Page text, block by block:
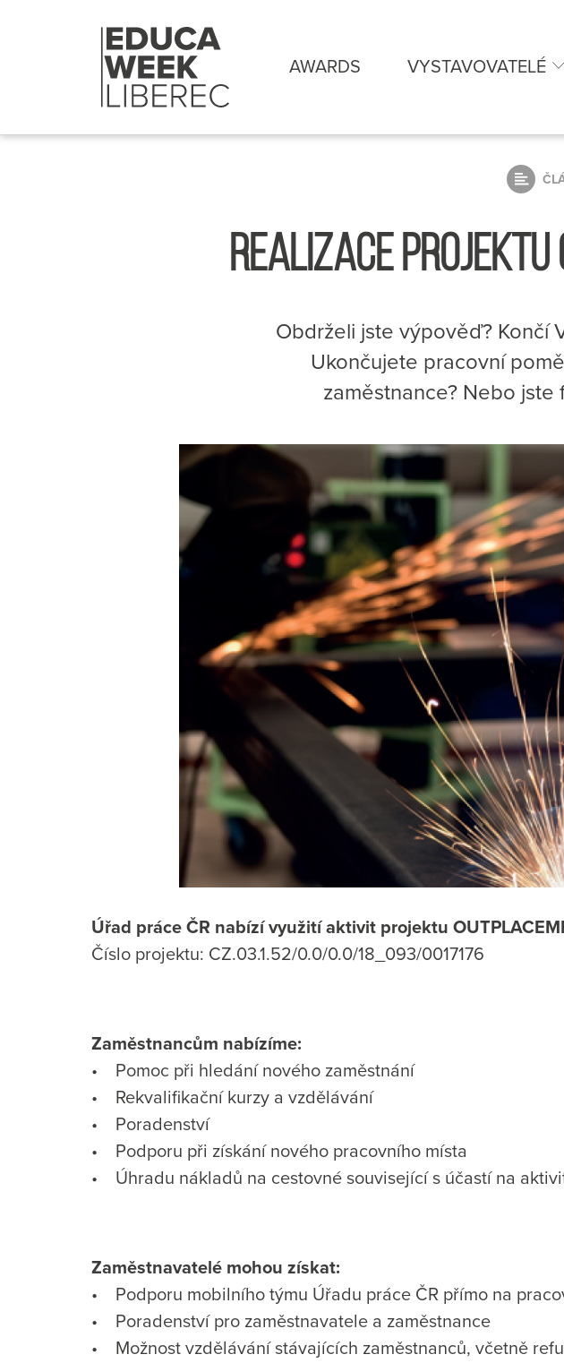
AWARDS VYSTAVOVATELÉ
REALIZACE
Obdrželi jste výpověď? Končí
Ukončujete pracovní
zaměstnance? Nebo
Úřad práce ČR nabízí využití aktivit projektu
Číslo projektu: CZ.03.1.52/0.0/0.0/18_093/0017176
Zaměstnancům nabízíme:
• Pomoc při hledání nového zaměstnání
• Rekvalifikační kurzy a vzdělávání
• Poradenství
• Podporu při získání nového pracovního místa
• Úhradu nákladů na cestovné související s účastí na
Zaměstnavatelé mohou získat:
• Podporu mobilního týmu Úřadu práce ČR přímo na
• Poradenství pro zaměstnavatele a zaměstnance
• Možnost vzdělávání stávajících zaměstnanců, včetně